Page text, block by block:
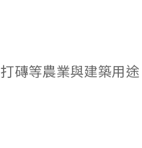
磚等農業與建築用途